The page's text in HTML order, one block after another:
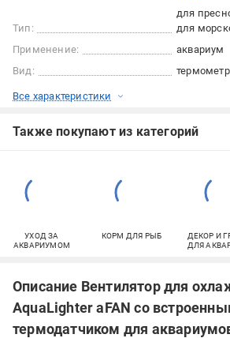
Тип:
для
для
Применение:
аквариум
Вид:
термометр
Все характеристики
Также покупают из категорий
УХОД ЗА
АКВАРИУМОМ
КОРМ ДЛЯ РЫБ
ДЕКОР И
ДЛЯ
Описание Вентилятор для
AquaLighter aFAN со
термодатчиком для